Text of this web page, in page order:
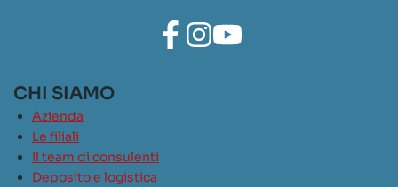
CHI SIAMO
Azienda
Le filiali
Il team di consulenti
Deposito e logistica